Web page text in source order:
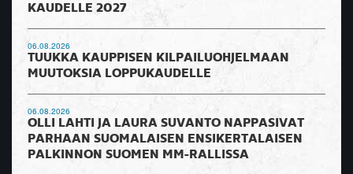
KAUDELLE 2027
06.08.2026
TUUKKA KAUPPISEN KILPAILUOHJELMAAN
MUUTOKSIA LOPPUKAUDELLE
06.08.2026
OLLI LAHTI JA LAURA SUVANTO NAPPASIVAT
PARHAAN SUOMALAISEN ENSIKERTALAISEN
PALKINNON SUOMEN MM-RALLISSA